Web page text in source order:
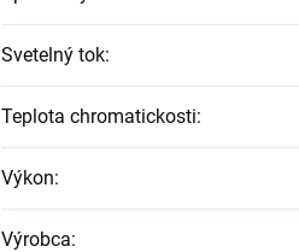
Svetelný tok:
Teplota chromatickosti:
Výkon:
Výrobca: